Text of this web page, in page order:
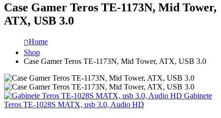
Case Gamer Teros TE-1173N, Mid Tower,
ATX, USB 3.0
Home
Shop
Case Gamer Teros TE-1173N, Mid Tower, ATX, USB 3.0
Gabinete
Teros TE-1028S MATX, usb 3.0, Audio HD